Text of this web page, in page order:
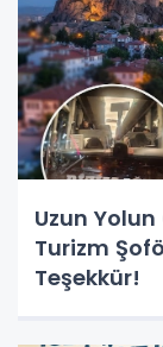
Uzun
Turizm
Teşekkür!